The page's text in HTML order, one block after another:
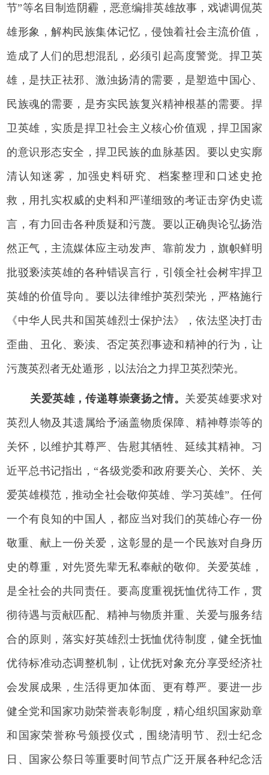
节”等名目制造阴霾，恶意编排英雄故事，戏谑调侃英
雄形象，解构民族集体记忆，侵蚀着社会主流价值，
造成了人们的思想混乱，必须引起高度警觉。捍卫英
雄，是扶正祛邪、激浊扬清的需要，是塑造中国心、
民族魂的需要，是夯实民族复兴精神根基的需要。捍
卫英雄，实质是捍卫社会主义核心价值观，捍卫国家
的意识形态安全，捍卫民族的血脉基因。要以史实廓
清认知迷雾，加强史料研究、档案整理和口述史抢
救，用扎实权威的史料和严谨细致的考证击穿伪史谎
言，有力回击各种质疑和污蔑。要以正确舆论弘扬浩
然正气，主流媒体应主动发声、靠前发力，旗帜鲜明
批驳亵渎英雄的各种错误言行，引领全社会树牢捍卫
英雄的价值导向。要以法律维护英烈荣光，严格施行
《中华人民共和国英雄烈士保护法》，依法坚决打击
歪曲、丑化、亵渎、否定英烈事迹和精神的行为，让
污蔑英烈者无处遁形，以法治之力捍卫英烈荣光。
关爱英雄，传递尊崇褒扬之情。 关爱英雄要求对
英烈人物及其遗属给予涵盖物质保障、精神尊崇等的
关怀，以维护其尊严、告慰其牺牲、延续其精神。习
近平总书记指出，“各级党委和政府要关心、关怀、关
爱英雄模范，推动全社会敬仰英雄、学习英雄”。任何
一个有良知的中国人，都应当对我们的英雄心存一份
敬重、献上一份关爱，这彰显的是一个民族对自身历
史的尊重，对先贤先辈无私奉献的敬仰。关爱英雄，
是全社会的共同责任。要高度重视抚恤优待工作，贯
彻待遇与贡献匹配、精神与物质并重、关爱与服务结
合的原则，落实好英雄烈士抚恤优待制度，健全抚恤
优待标准动态调整机制，让优抚对象充分享受经济社
会发展成果，生活得更加体面、更有尊严。要进一步
健全党和国家功勋荣誉表彰制度，精心组织国家勋章
和国家荣誉称号颁授仪式，围绕清明节、烈士纪念
日、国家公祭日等重要时间节点广泛开展各种纪念活